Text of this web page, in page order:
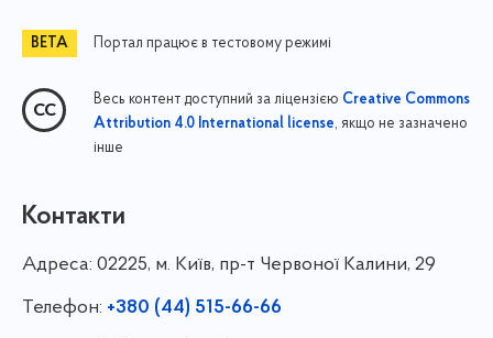
Портал працює в тестовому режимі
Весь контент доступний за ліцензією Creative Commons
Attribution 4.0 International license, якщо не зазначено
інше
Контакти
Адреса: 02225, м. Київ, пр-т Червоної Калини, 29
Телефон: +380 (44) 515-66-66